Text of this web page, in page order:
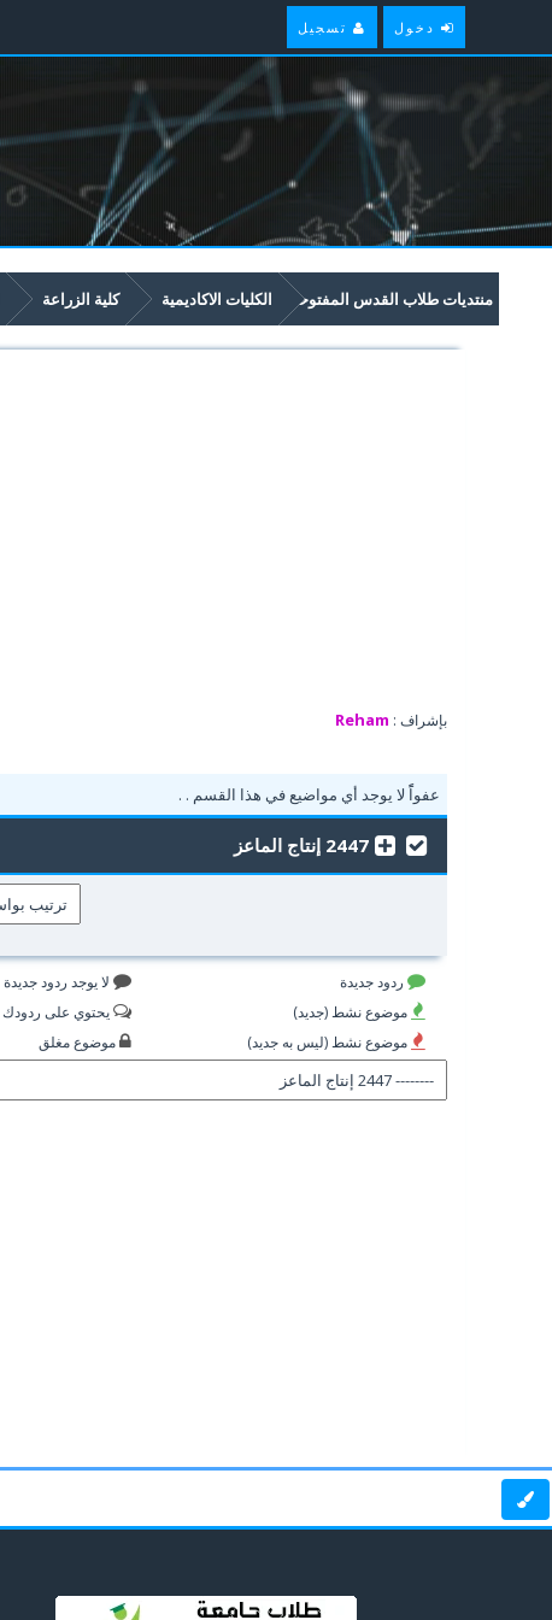
دخول تسجيل
منتديات طلاب القدس المفتوحة الكليات الاكاديمية كلية الزراعة
2447 إنتاج الماعز
بإشراف : Reham
عفواًً لا يوجد أي مواضيع في هذا القسم . .
2447 إنتاج الماعز
ردود جديدة
موضوع نشط (جديد)
موضوع نشط (ليس به جديد)
لا يوجد ردود جديدة
يحتوي على ردودك
موضوع مغلق